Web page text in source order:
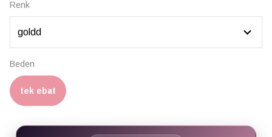
Renk
Beden
tek ebat